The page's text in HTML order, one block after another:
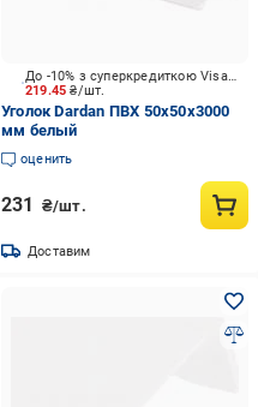
219.45₴/шт.
До -10% з суперкредиткою Visa Вигода
Уголок Dardan ПВХ 50х50х3000
мм белый
оценить
231 ₴/шт.
Доставим